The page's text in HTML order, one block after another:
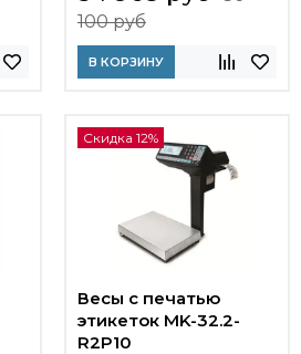
100 руб
В КОРЗИНУ
Скидка 12%
Весы с печатью
этикеток MK-32.2-
R2P10